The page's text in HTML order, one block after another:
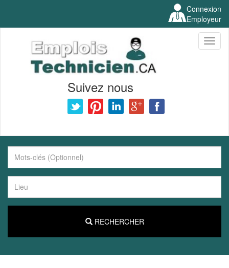
Connexion
Employeur
Suivez nous
RECHERCHER